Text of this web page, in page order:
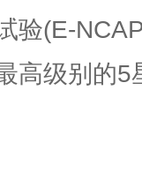
验(E-
高级别的